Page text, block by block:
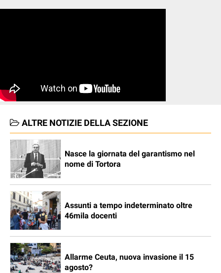
ALTRE NOTIZIE DELLA SEZIONE
Nasce la giornata del garantismo nel
nome di Tortora
Assunti a tempo indeterminato oltre
46mila docenti
Allarme Ceuta, nuova invasione il 15
agosto?